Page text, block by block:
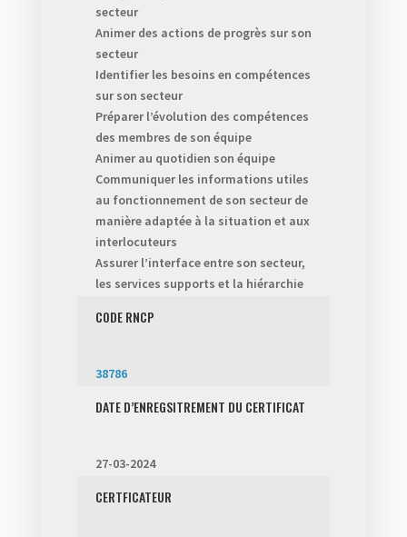
secteur
Animer des actions de progrès sur son
secteur
Identifier les besoins en compétences
sur son secteur
Préparer l’évolution des compétences
des membres de son équipe
Animer au quotidien son équipe
Communiquer les informations utiles
au fonctionnement de son secteur de
manière adaptée à la situation et aux
interlocuteurs
Assurer l’interface entre son secteur,
les services supports et la hiérarchie
CODE RNCP
38786
DATE D’ENREGSITREMENT DU CERTIFICAT
27-03-2024
CERTFICATEUR